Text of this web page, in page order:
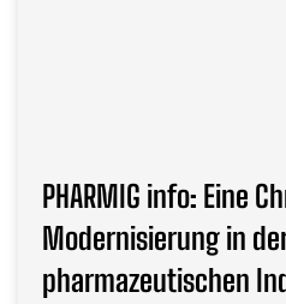
PHARMIG info: Eine
Modernisierung in
pharmazeutischen